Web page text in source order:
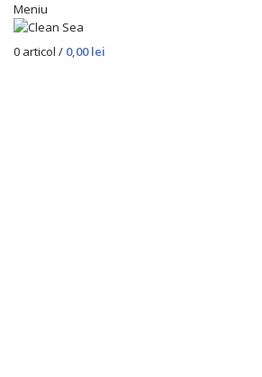
Meniu
0 articol / 0,00lei